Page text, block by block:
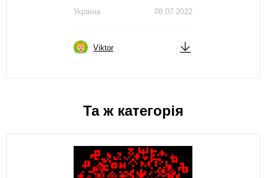
08.07.2022
Україна
Viktor
Та ж категорія